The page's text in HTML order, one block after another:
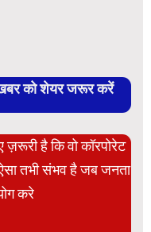
को शेयर जरूर करें
है कि वो कॉरपोरेट
तभी संभव है जब जनता
करे